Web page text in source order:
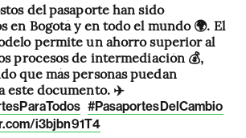
del pasaporte han sido
en Bogotá y en todo el mundo 🌍. El
permite un ahorro superior al
procesos de intermediación 💰,
que más personas puedan
este documento. ✈️
#PasaportesDelCambio
i3bjbn91T4